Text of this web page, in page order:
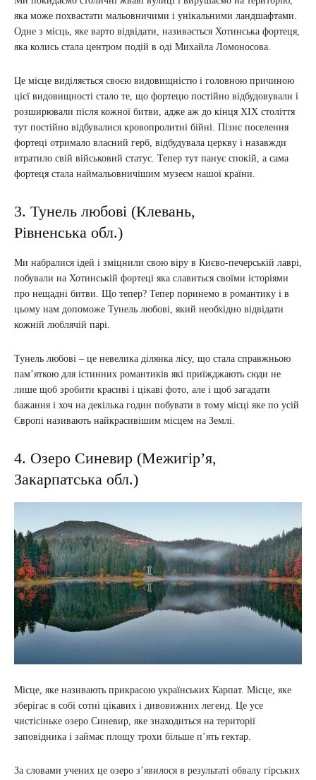
яка може похвастати мальовничими і унікальними ландшафтами.
Одне з місць, яке варто відвідати, називається Хотинська фортеця,
яка колись стала центром подій в оді Михайла Ломоносова.
Це місце виділяється своєю видовищністю і головною причиною
цієї видовищності стало те, що фортецю постійно відбудовували і
розширювали після кожної битви, адже аж до кінця XIX століття
тут постійно відбувалися кровопролитні бійні. Пізнє поселення
фортеці отримало власний герб, відбудувала церкву і назавжди
втратило свій військовий статус. Тепер тут панує спокій, а сама
фортеця стала наймальовничішим музеєм нашої країни.
3. Тунель любові (Клевань,
Рівненська обл.)
Ми набралися ідей і зміцнили свою віру в Києво-печерській лаврі,
побували на Хотинській фортеці яка славиться своїми історіями
про нещадні битви. Що тепер? Тепер поринемо в романтику і в
цьому нам допоможе Тунель любові, який необхідно відвідати
кожній люблячій парі.
Тунель любові – це невелика ділянка лісу, що стала справжньою
пам’яткою для істинних романтиків які приїжджають сюди не
лише щоб зробити красиві і цікаві фото, але і щоб загадати
бажання і хоч на декілька годин побувати в тому місці яке по усій
Європі називають найкрасивішим місцем на Землі.
4. Озеро Синевир (Межигір’я,
Закарпатська обл.)
Місце, яке називають прикрасою українських Карпат. Місце, яке
зберігає в собі сотні цікавих і дивовижних легенд. Це усе
чистісіньке озеро Синевир, яке знаходиться на території
заповідника і займає площу трохи більше п’ять гектар.
За словами учених це озеро з’явилося в результаті обвалу гірських